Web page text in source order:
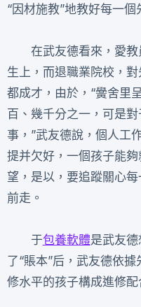
“因材施教”地教好每一
在武友德看來，愛
生上，而退職業院校，
都成才，由於，“黌舍里
百、幾千分之一，可是
事，”武友德說，個人工
提并欠好，一個孩子能
望，是以，要追蹤關心
前走。
于包養軟體是武友德
了“賬本”后，武友德依
修水平的孩子構成進修